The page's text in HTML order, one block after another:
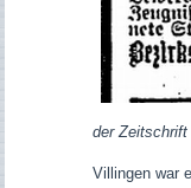
der
Villingen war